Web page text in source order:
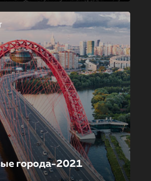
города-2021